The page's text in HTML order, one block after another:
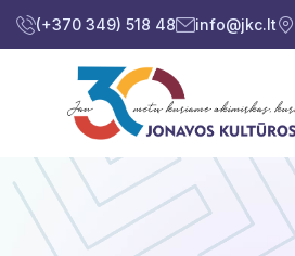
(+370 349) 518 48 info@jkc.lt